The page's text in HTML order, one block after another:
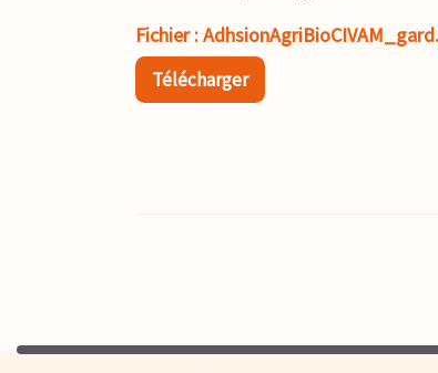
Fichier :
Télécharger